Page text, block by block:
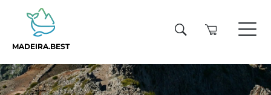
MADEIRA.BEST